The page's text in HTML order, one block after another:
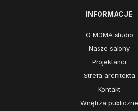
INFORMACJE
O MOMA studio
Nasze salony
Projektanci
Strefa architekta
Kontakt
Wnętrza publiczne